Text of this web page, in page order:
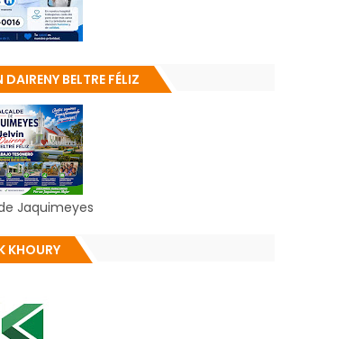
DAIRENY BELTRE FÉLIZ
Jaquimeyes
KHOURY